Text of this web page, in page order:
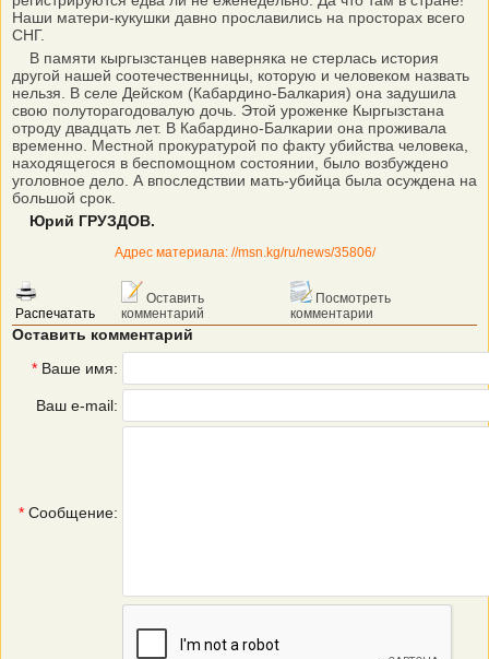
Наши матери-кукушки давно прославились на просторах всего
СНГ.
В памяти кыргызстанцев наверняка не стерлась история
другой нашей соотечественницы, которую и человеком назвать
нельзя. В селе Дейском (Кабардино-Балкария) она задушила
свою полуторагодовалую дочь. Этой уроженке Кыргызстана
отроду двадцать лет. В Кабардино-Балкарии она проживала
временно. Местной прокуратурой по факту убийства человека,
находящегося в беспомощном состоянии, было возбуждено
уголовное дело. А впоследствии мать-убийца была осуждена на
большой срок.
Юрий ГРУЗДОВ.
Адрес материала: //msn.kg/ru/news/35806/
Распечатать
Оставить
комментарий
Посмотреть
комментарии
Оставить комментарий
* Ваше имя:
Ваш e-mail:
* Сообщение: